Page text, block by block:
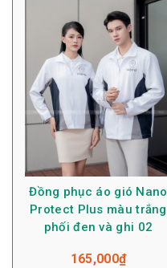
Đồng phục áo gió Nano
Protect Plus màu trắng
phối đen và ghi 02
165,000₫